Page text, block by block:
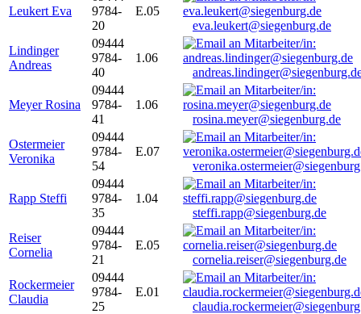
Leukert Eva
9784-
20
E.05
eva.leukert@siegenburg.de
Lindinger
Andreas
09444
9784-
40
1.06
Meyer Rosina
09444
9784-
41
1.06
rosina.meyer@siegenburg.de
Ostermeier
Veronika
09444
9784-
54
E.07
Rapp Steffi
09444
9784-
35
1.04
steffi.rapp@siegenburg.de
Reiser
Cornelia
09444
9784-
21
E.05
cornelia.reiser@siegenburg.de
Rockermeier
Claudia
09444
9784-
25
E.01